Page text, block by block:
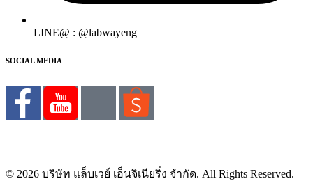
LINE@ : @labwayeng
SOCIAL MEDIA
© 2026 บริษัท แล็บเวย์ เอ็นจิเนียริ่ง จำกัด. All Rights Reserved.